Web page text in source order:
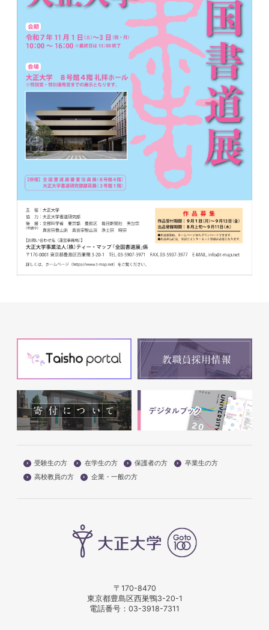
受験生の方 在学生の方 保護者の方
卒業生の方
高校教員の方
企業・一般の方
〒170-8470
東京都豊島区西巣鴨3-20-1
電話番号： 03-3918-7311